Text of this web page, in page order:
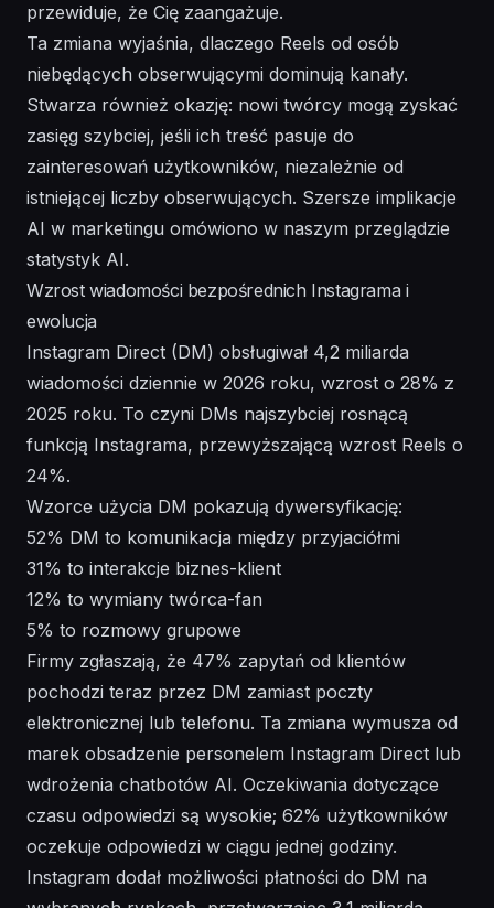
przewiduje, że Cię zaangażuje.
Ta zmiana wyjaśnia, dlaczego Reels od osób
niebędących obserwującymi dominują kanały.
Stwarza również okazję: nowi twórcy mogą zyskać
zasięg szybciej, jeśli ich treść pasuje do
zainteresowań użytkowników, niezależnie od
istniejącej liczby obserwujących. Szersze implikacje
AI w marketingu omówiono w naszym przeglądzie
statystyk AI.
Wzrost wiadomości bezpośrednich Instagrama i
ewolucja
Instagram Direct (DM) obsługiwał 4,2 miliarda
wiadomości dziennie w 2026 roku, wzrost o 28% z
2025 roku. To czyni DMs najszybciej rosnącą
funkcją Instagrama, przewyższającą wzrost Reels o
24%.
Wzorce użycia DM pokazują dywersyfikację:
52% DM to komunikacja między przyjaciółmi
31% to interakcje biznes-klient
12% to wymiany twórca-fan
5% to rozmowy grupowe
Firmy zgłaszają, że 47% zapytań od klientów
pochodzi teraz przez DM zamiast poczty
elektronicznej lub telefonu. Ta zmiana wymusza od
marek obsadzenie personelem Instagram Direct lub
wdrożenia chatbotów AI. Oczekiwania dotyczące
czasu odpowiedzi są wysokie; 62% użytkowników
oczekuje odpowiedzi w ciągu jednej godziny.
Instagram dodał możliwości płatności do DM na